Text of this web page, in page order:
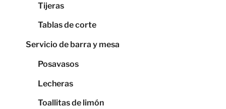
Tijeras
Tablas de corte
Servicio de barra y mesa
Posavasos
Lecheras
Toallitas de limón